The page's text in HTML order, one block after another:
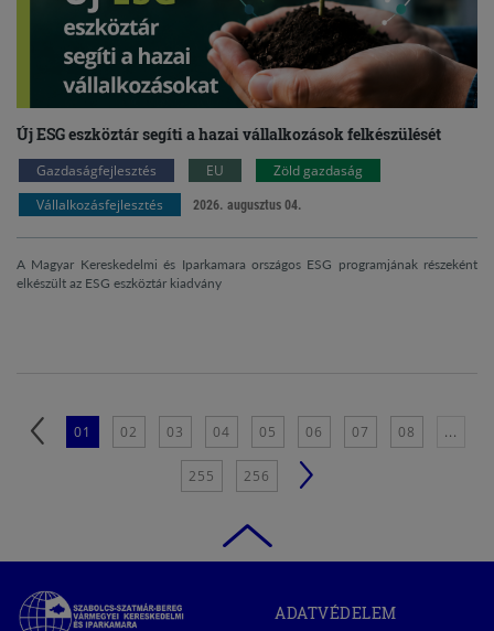
Új ESG eszköztár segíti a hazai vállalkozások felkészülését
Gazdaságfejlesztés EU
Zöld gazdaság
Vállalkozásfejlesztés
2026. augusztus 04.
A Magyar Kereskedelmi és Iparkamara országos ESG programjának részeként
elkészült az ESG eszköztár kiadvány
01 02 03 04 05 06 07 08 ...
255 256
Szabolcs-
Szatmár-
ADATVÉDELEM